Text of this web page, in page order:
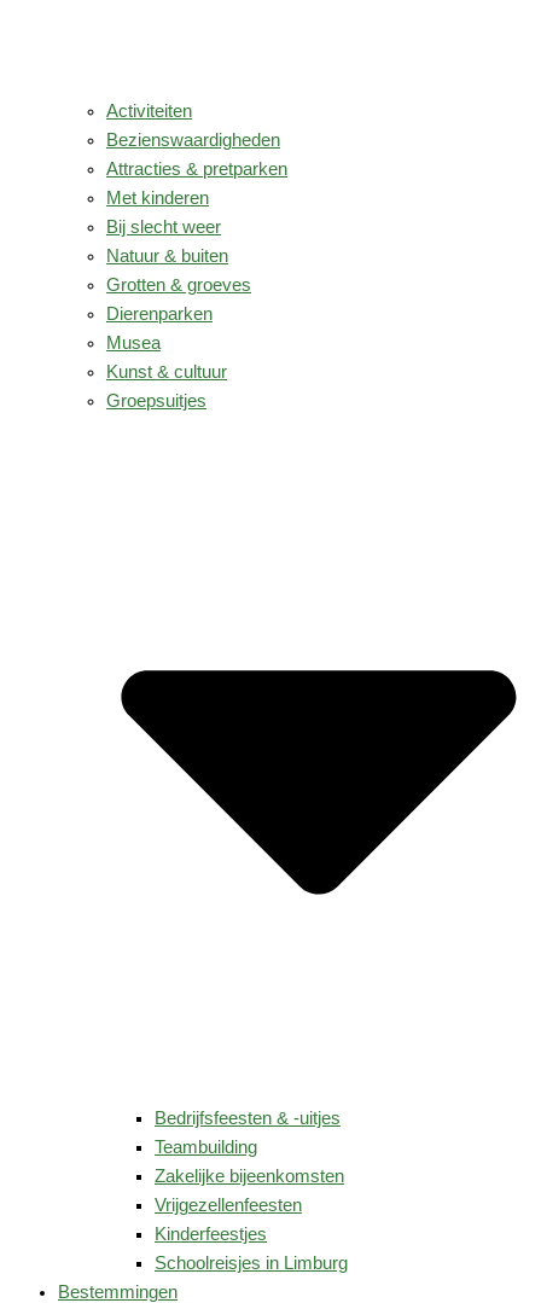
Activiteiten
Bezienswaardigheden
Attracties & pretparken
Met kinderen
Bij slecht weer
Natuur & buiten
Grotten & groeves
Dierenparken
Musea
Kunst & cultuur
Groepsuitjes
Bedrijfsfeesten & -uitjes
Teambuilding
Zakelijke bijeenkomsten
Vrijgezellenfeesten
Kinderfeestjes
Schoolreisjes in Limburg
Bestemmingen